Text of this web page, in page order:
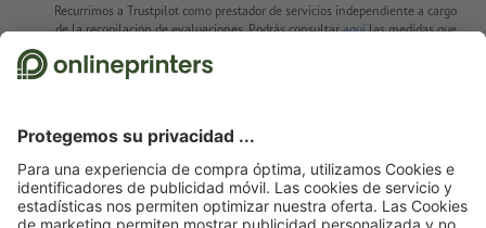
Recurrimos a Trustpilot como prestador de servicios independiente a cargo
de la recopilación de evaluaciones. Podrás consultaraquílas medidas que
simples y multifunción
Juego de linterna y multiherramienta Abakan